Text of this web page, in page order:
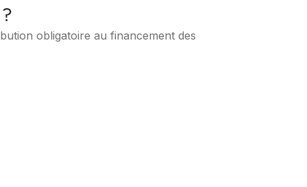
obligatoire au financement des